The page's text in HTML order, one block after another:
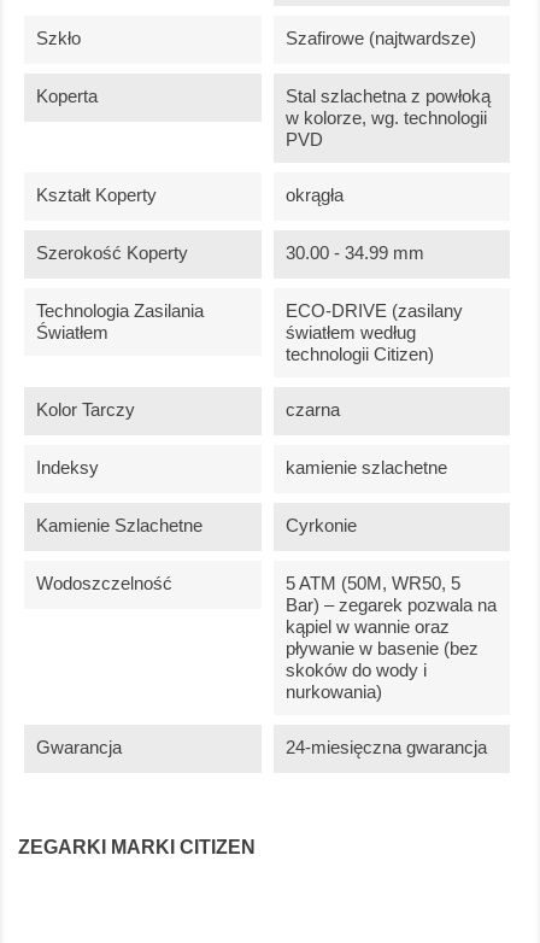
Szkło Szafirowe (najtwardsze)
Koperta
Stal szlachetna z powłoką
w kolorze, wg. technologii
PVD
Kształt Koperty okrągła
Szerokość Koperty 30.00 - 34.99 mm
Technologia Zasilania
Światłem
ECO-DRIVE (zasilany
światłem według
technologii Citizen)
Kolor Tarczy czarna
Indeksy kamienie szlachetne
Kamienie Szlachetne Cyrkonie
Wodoszczelność
5 ATM (50M, WR50, 5
Bar) – zegarek pozwala na
kąpiel w wannie oraz
pływanie w basenie (bez
skoków do wody i
nurkowania)
Gwarancja 24-miesięczna gwarancja
ZEGARKI MARKI CITIZEN